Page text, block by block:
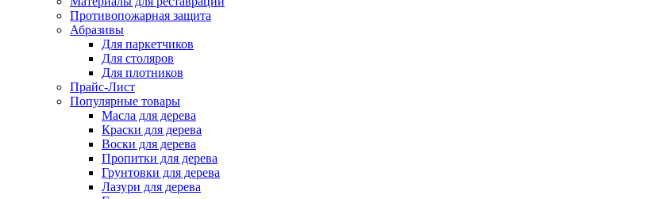
Противопожарная защита
Абразивы
Для паркетчиков
Для столяров
Для плотников
Прайс-Лист
Популярные товары
Масла для дерева
Краски для дерева
Воски для дерева
Пропитки для дерева
Грунтовки для дерева
Лазури для дерева